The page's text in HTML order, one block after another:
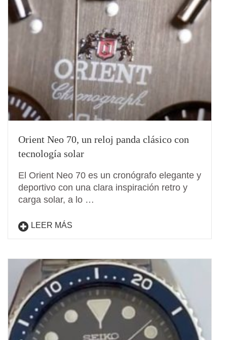
Orient Neo 70, un reloj panda clásico con
tecnología solar
El Orient Neo 70 es un cronógrafo elegante y
deportivo con una clara inspiración retro y
carga solar, a lo …
LEER MÁS